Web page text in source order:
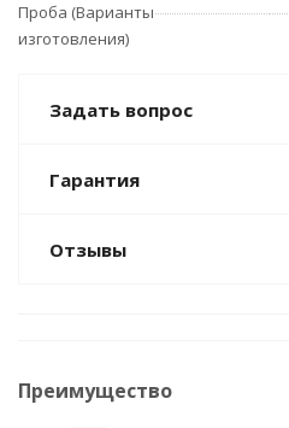
Проба (Варианты
изготовления)
Задать вопрос
Гарантия
Отзывы
Преимущество